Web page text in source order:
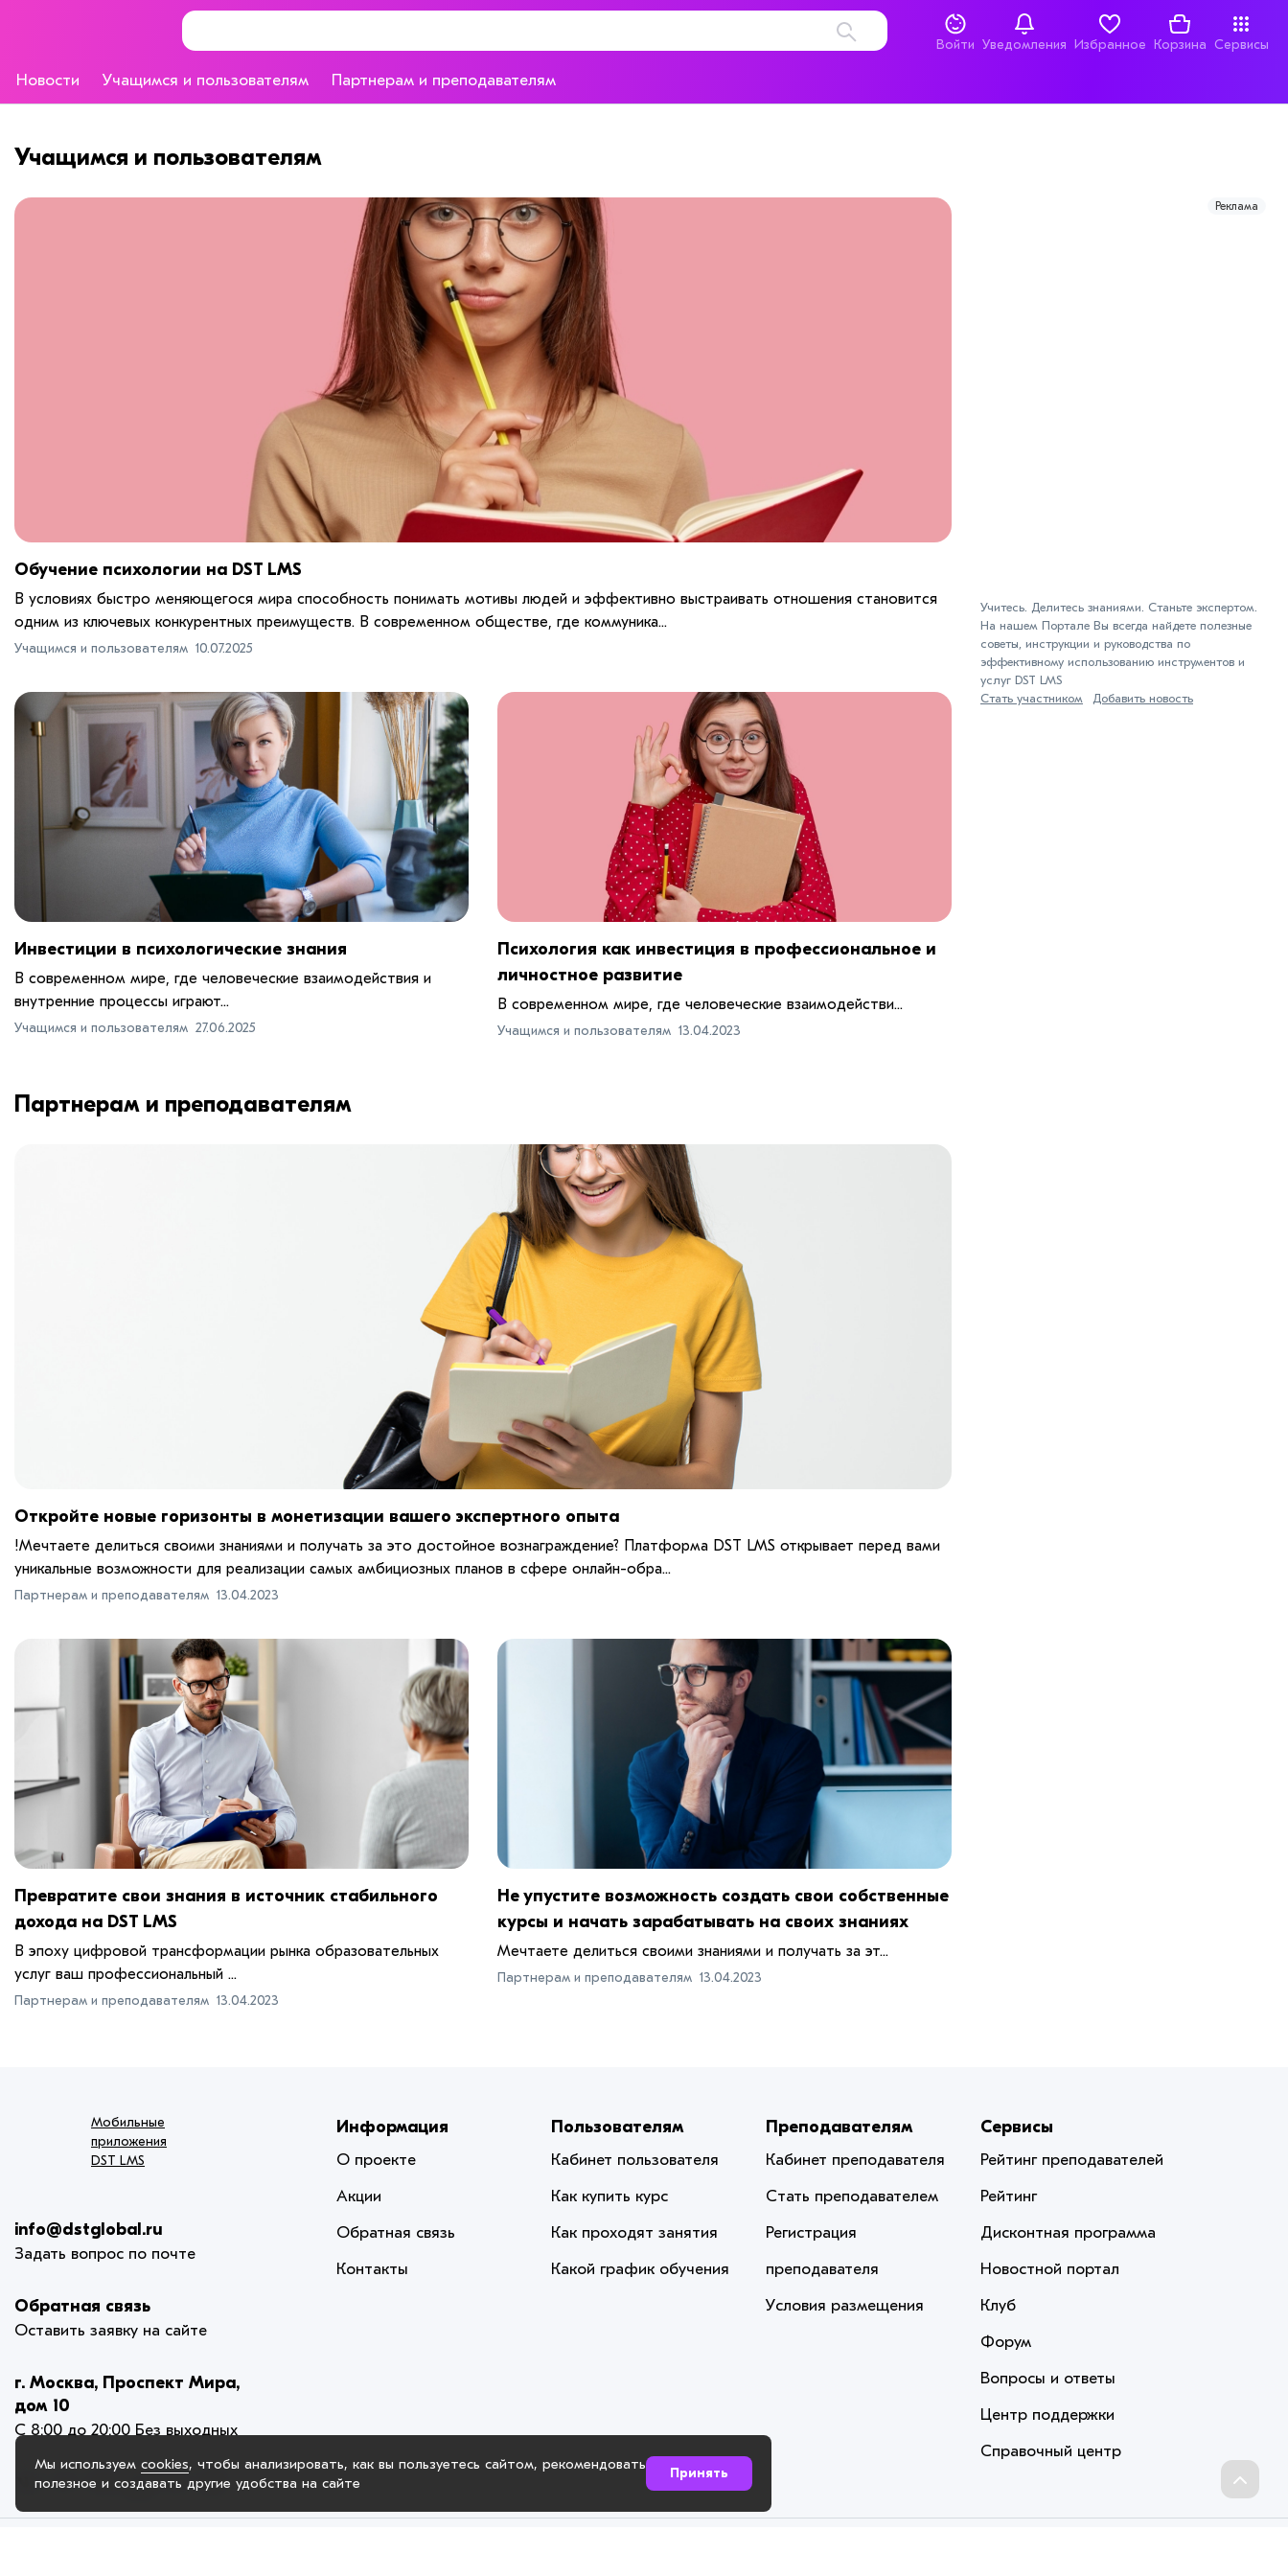
Войти Уведомления Избранное Корзина Сервисы
Новости Учащимся и пользователям Партнерам и преподавателям
Учащимся и пользователям
Обучение психологии на DST LMS
В условиях быстро меняющегося мира способность понимать мотивы людей и эффективно выстраивать отношения становится
одним из ключевых конкурентных преимуществ. В современном обществе, где коммуника...
Учащимся и пользователям 10.07.2025
Инвестиции в психологические знания
В современном мире, где человеческие взаимодействия и
внутренние процессы играют...
Учащимся и пользователям 27.06.2025
Психология как инвестиция в профессиональное и
личностное развитие
В современном мире, где человеческие взаимодействи...
Учащимся и пользователям 13.04.2023
Партнерам и преподавателям
Откройте новые горизонты в монетизации вашего экспертного опыта
!Мечтаете делиться своими знаниями и получать за это достойное вознаграждение? Платформа DST LMS открывает перед вами
уникальные возможности для реализации самых амбициозных планов в сфере онлайн-обра...
Партнерам и преподавателям 13.04.2023
Превратите свои знания в источник стабильного
дохода на DST LMS
В эпоху цифровой трансформации рынка образовательных
услуг ваш профессиональный ...
Партнерам и преподавателям 13.04.2023
Не упустите возможность создать свои собственные
курсы и начать зарабатывать на своих знаниях
Мечтаете делиться своими знаниями и получать за эт...
Партнерам и преподавателям 13.04.2023
Реклама
Учитесь. Делитесь знаниями. Станьте экспертом.
На нашем Портале Вы всегда найдете полезные
советы, инструкции и руководства по
эффективному использованию инструментов и
услуг DST LMS
Стать участником
Добавить новость
Мобильные
приложения
DST LMS
info@dstglobal.ru
Задать вопрос по почте
Обратная связь
Оставить заявку на сайте
г. Москва, Проспект Мира,
дом 10
С 8:00 до 20:00 Без выходных
Информация
О проекте
Акции
Обратная связь
Контакты
Пользователям
Кабинет пользователя
Как купить курс
Как проходят занятия
Какой график обучения
Преподавателям
Кабинет преподавателя
Стать преподавателем
Регистрация
преподавателя
Условия размещения
Сервисы
Рейтинг преподавателей
Рейтинг
Дисконтная программа
Новостной портал
Клуб
Форум
Вопросы и ответы
Центр поддержки
Справочный центр
Перейти
вверх
Мы используем cookies, чтобы анализировать, как вы пользуетесь сайтом, рекомендовать
полезное и создавать другие удобства на сайте
Принять